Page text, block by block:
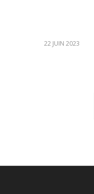
22 JUIN 2023